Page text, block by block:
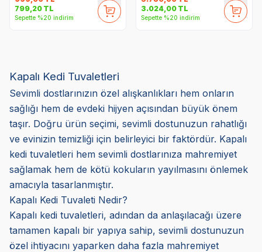
799,20 TL
Sepette %20 indirim
3.024,00 TL
Sepette %20 indirim
Kapalı Kedi Tuvaletleri
Sevimli dostlarınızın özel alışkanlıkları hem onların
sağlığı hem de evdeki hijyen açısından büyük önem
taşır. Doğru ürün seçimi, sevimli dostunuzun rahatlığı
ve evinizin temizliği için belirleyici bir faktördür. Kapalı
kedi tuvaletleri hem sevimli dostlarınıza mahremiyet
sağlamak hem de kötü kokuların yayılmasını önlemek
amacıyla tasarlanmıştır.
Kapalı Kedi Tuvaleti Nedir?
Kapalı kedi tuvaletleri, adından da anlaşılacağı üzere
tamamen kapalı bir yapıya sahip, sevimli dostunuzun
özel ihtiyacını yaparken daha fazla mahremiyet